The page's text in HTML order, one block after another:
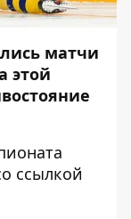
матчи
этой
ссылкой